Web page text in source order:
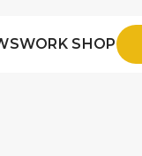
WORK SHOP